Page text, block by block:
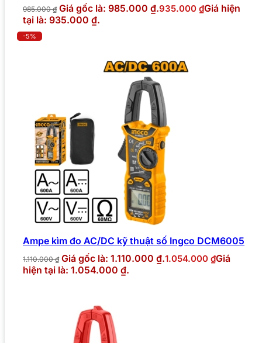
985.000₫ Giá gốc là: 985.000 ₫.935.000 ₫Giá hiện
tại là: 935.000 ₫.
-5%
Ampe kìm đo AC/DC kỹ thuật số Ingco DCM6005
1.110.000₫ Giá gốc là: 1.110.000 ₫.1.054.000 ₫Giá
hiện tại là: 1.054.000 ₫.